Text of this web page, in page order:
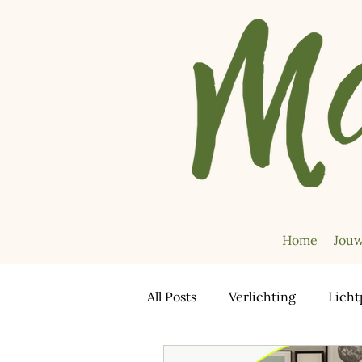
Home
All Posts Verlichting